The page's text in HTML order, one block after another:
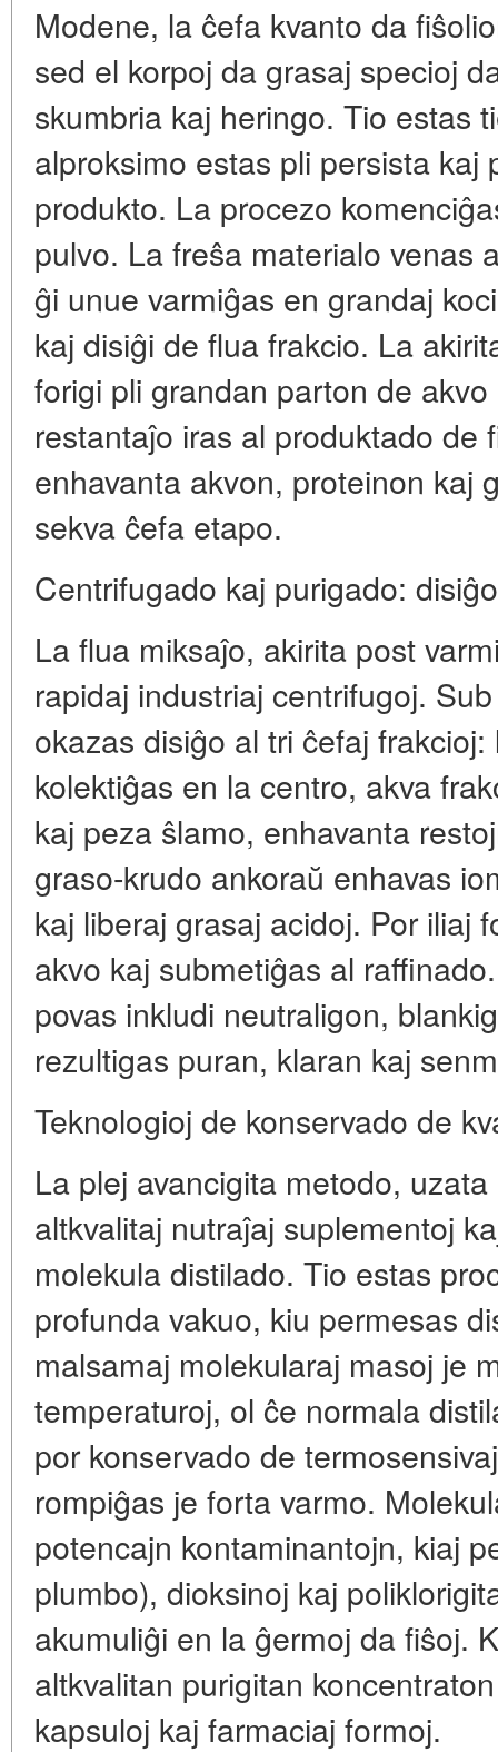
Modene, la ĉefa kvanto da
sed el korpoj da grasaj specioj
skumbria kaj heringo. Tio estas
alproksimo estas pli persista kaj
produkto. La procezo
pulvo. La freŝa materialo venas
ĝi unue varmiĝas en grandaj
kaj disiĝi de flua frakcio. La
forigi pli grandan parton de
restantaĵo iras al produktado de
enhavanta akvon, proteinon kaj
sekva ĉefa etapo.
Centrifugado kaj purigado:
La flua miksaĵo, akirita post
rapidaj industriaj centrifugoj.
okazas disiĝo al tri ĉefaj
kolektiĝas en la centro, akva
kaj peza ŝlamo, enhavanta
graso-krudo ankoraŭ enhavas
kaj liberaj grasaj acidoj. Por iliaj
akvo kaj submetiĝas al
povas inkludi neutraligon,
rezultigas puran, klaran kaj
Teknologioj de konservado de
La plej avancigita metodo,
altkvalitaj nutraĵaj suplementoj
molekula distilado. Tio estas
profunda vakuo, kiu permesas
malsamaj molekularaj masoj je
temperaturoj, ol ĉe normala
por konservado de
rompiĝas je forta varmo.
potencajn kontaminantojn, kiaj
plumbo), dioksinoj kaj
akumuliĝi en la ĝermoj da fiŝoj.
altkvalitan purigitan
kapsuloj kaj farmaciaj formoj.